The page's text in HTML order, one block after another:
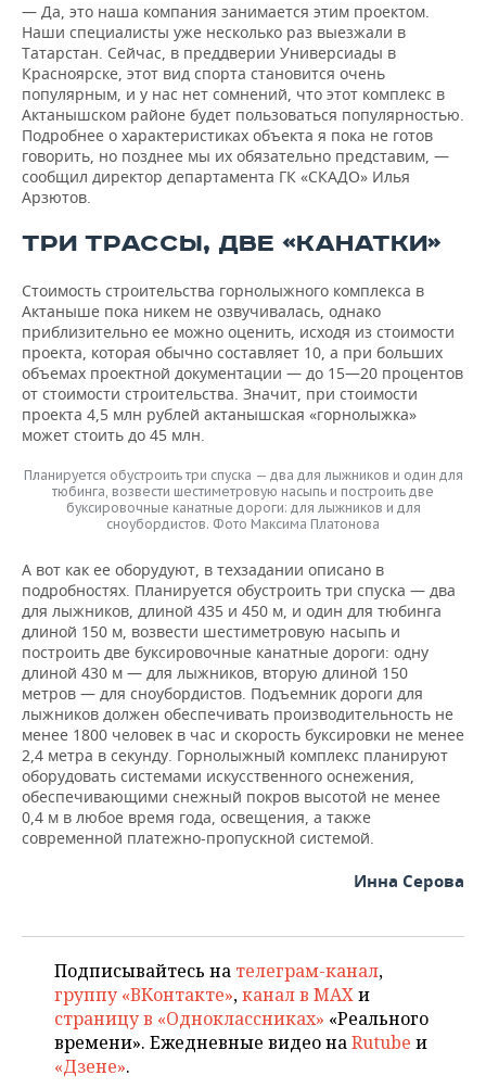
— Да, это наша компания занимается этим проектом.
Наши специалисты уже несколько раз выезжали в
Татарстан. Сейчас, в преддверии Универсиады в
Красноярске, этот вид спорта становится очень
популярным, и у нас нет сомнений, что этот комплекс в
Актанышском районе будет пользоваться популярностью.
Подробнее о характеристиках объекта я пока не готов
говорить, но позднее мы их обязательно представим, —
сообщил директор департамента ГК «СКАДО» Илья
Арзютов.
ТРИ ТРАССЫ, ДВЕ «КАНАТКИ»
Стоимость строительства горнолыжного комплекса в
Актаныше пока никем не озвучивалась, однако
приблизительно ее можно оценить, исходя из стоимости
проекта, которая обычно составляет 10, а при больших
объемах проектной документации — до 15—20 процентов
от стоимости строительства. Значит, при стоимости
проекта 4,5 млн рублей актанышская «горнолыжка»
может стоить до 45 млн.
Планируется обустроить три спуска — два для лыжников и один для
тюбинга, возвести шестиметровую насыпь и построить две
буксировочные канатные дороги: для лыжников и для
сноубордистов. Фото Максима Платонова
А вот как ее оборудуют, в техзадании описано в
подробностях. Планируется обустроить три спуска — два
для лыжников, длиной 435 и 450 м, и один для тюбинга
длиной 150 м, возвести шестиметровую насыпь и
построить две буксировочные канатные дороги: одну
длиной 430 м — для лыжников, вторую длиной 150
метров — для сноубордистов. Подъемник дороги для
лыжников должен обеспечивать производительность не
менее 1800 человек в час и скорость буксировки не менее
2,4 метра в секунду. Горнолыжный комплекс планируют
оборудовать системами искусственного оснежения,
обеспечивающими снежный покров высотой не менее
0,4 м в любое время года, освещения, а также
современной платежно-пропускной системой.
Инна Серова
Подписывайтесь на телеграм-канал,
группу «ВКонтакте»,канал в MAXи
страницу в «Одноклассниках» «Реального
времени». Ежедневные видео наRutube и
«Дзене».